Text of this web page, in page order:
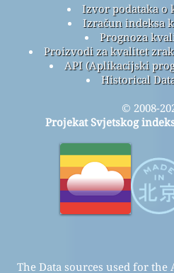
Izvor podataka o
Izračun indeksa
Prognoza
Proizvodi za kvalitet
API (Aplikacijski
Historical
© 2008-
Projekat Svjetskog
The Data sources used for